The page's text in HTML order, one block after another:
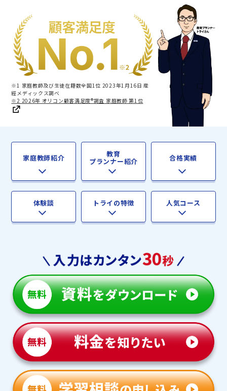
※1 家庭教師及び生徒在籍数全国1位 2023年1月16日 産
經メディックス調べ
※2 2026年 オリコン顧客満足度®調査 家庭教師 第1位
家庭教師紹介 教育
プランナー紹介 合格実績
体験談 トライの特徴 人気コース